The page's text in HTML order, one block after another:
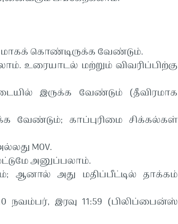
கொண்டிருக்க வேண்டும்.
.உரையாடல் மற்றும் விவரிப்பிற்கு
இருக்க வேண்டும்(தீவிரமாக
வேண்டும்; காப்புரிமை சிக்கல்கள்
MOV.
அனுப்பலாம்.
; ஆனால் அது மதிப்பீட்டில் தாக்கம்
நவம்பர், இரவு 11:59 (பிலிப்பைன்ஸ்